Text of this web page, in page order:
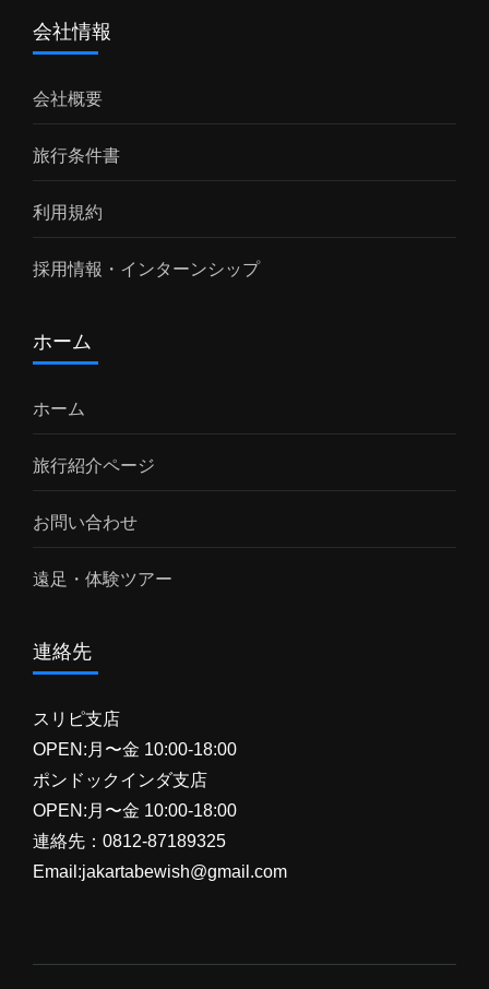
会社情報
会社概要
旅行条件書
利用規約
採用情報・インターンシップ
ホーム
ホーム
旅行紹介ページ
お問い合わせ
遠足・体験ツアー
連絡先
スリピ支店
OPEN:月〜金 10:00-18:00
ポンドックインダ支店
OPEN:月〜金 10:00-18:00
連絡先：0812-87189325
Email:jakartabewish@gmail.com